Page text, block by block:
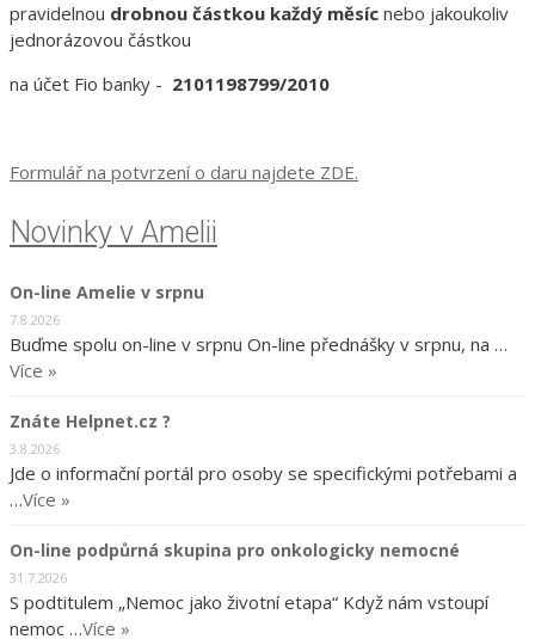
pravidelnou drobnou částkou každý měsíc nebo jakoukoliv
jednorázovou částkou
na účet Fio banky - 2101198799/2010
Formulář na potvrzení o daru najdete ZDE.
Novinky v Amelii
On-line Amelie v srpnu
7.8.2026
Buďme spolu on-line v srpnu On-line přednášky v srpnu, na …
Více »
Znáte Helpnet.cz ?
3.8.2026
Jde o informační portál pro osoby se specifickými potřebami a
…Více »
On-line podpůrná skupina pro onkologicky nemocné
31.7.2026
S podtitulem „Nemoc jako životní etapa“ Když nám vstoupí
nemoc …Více »